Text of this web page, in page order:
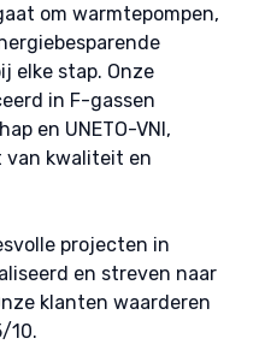
om warmtepompen,
elke stap. Onze
in F-gassen
en UNETO-VNI,
van kwaliteit en
projecten in
en streven naar
klanten waarderen
10.